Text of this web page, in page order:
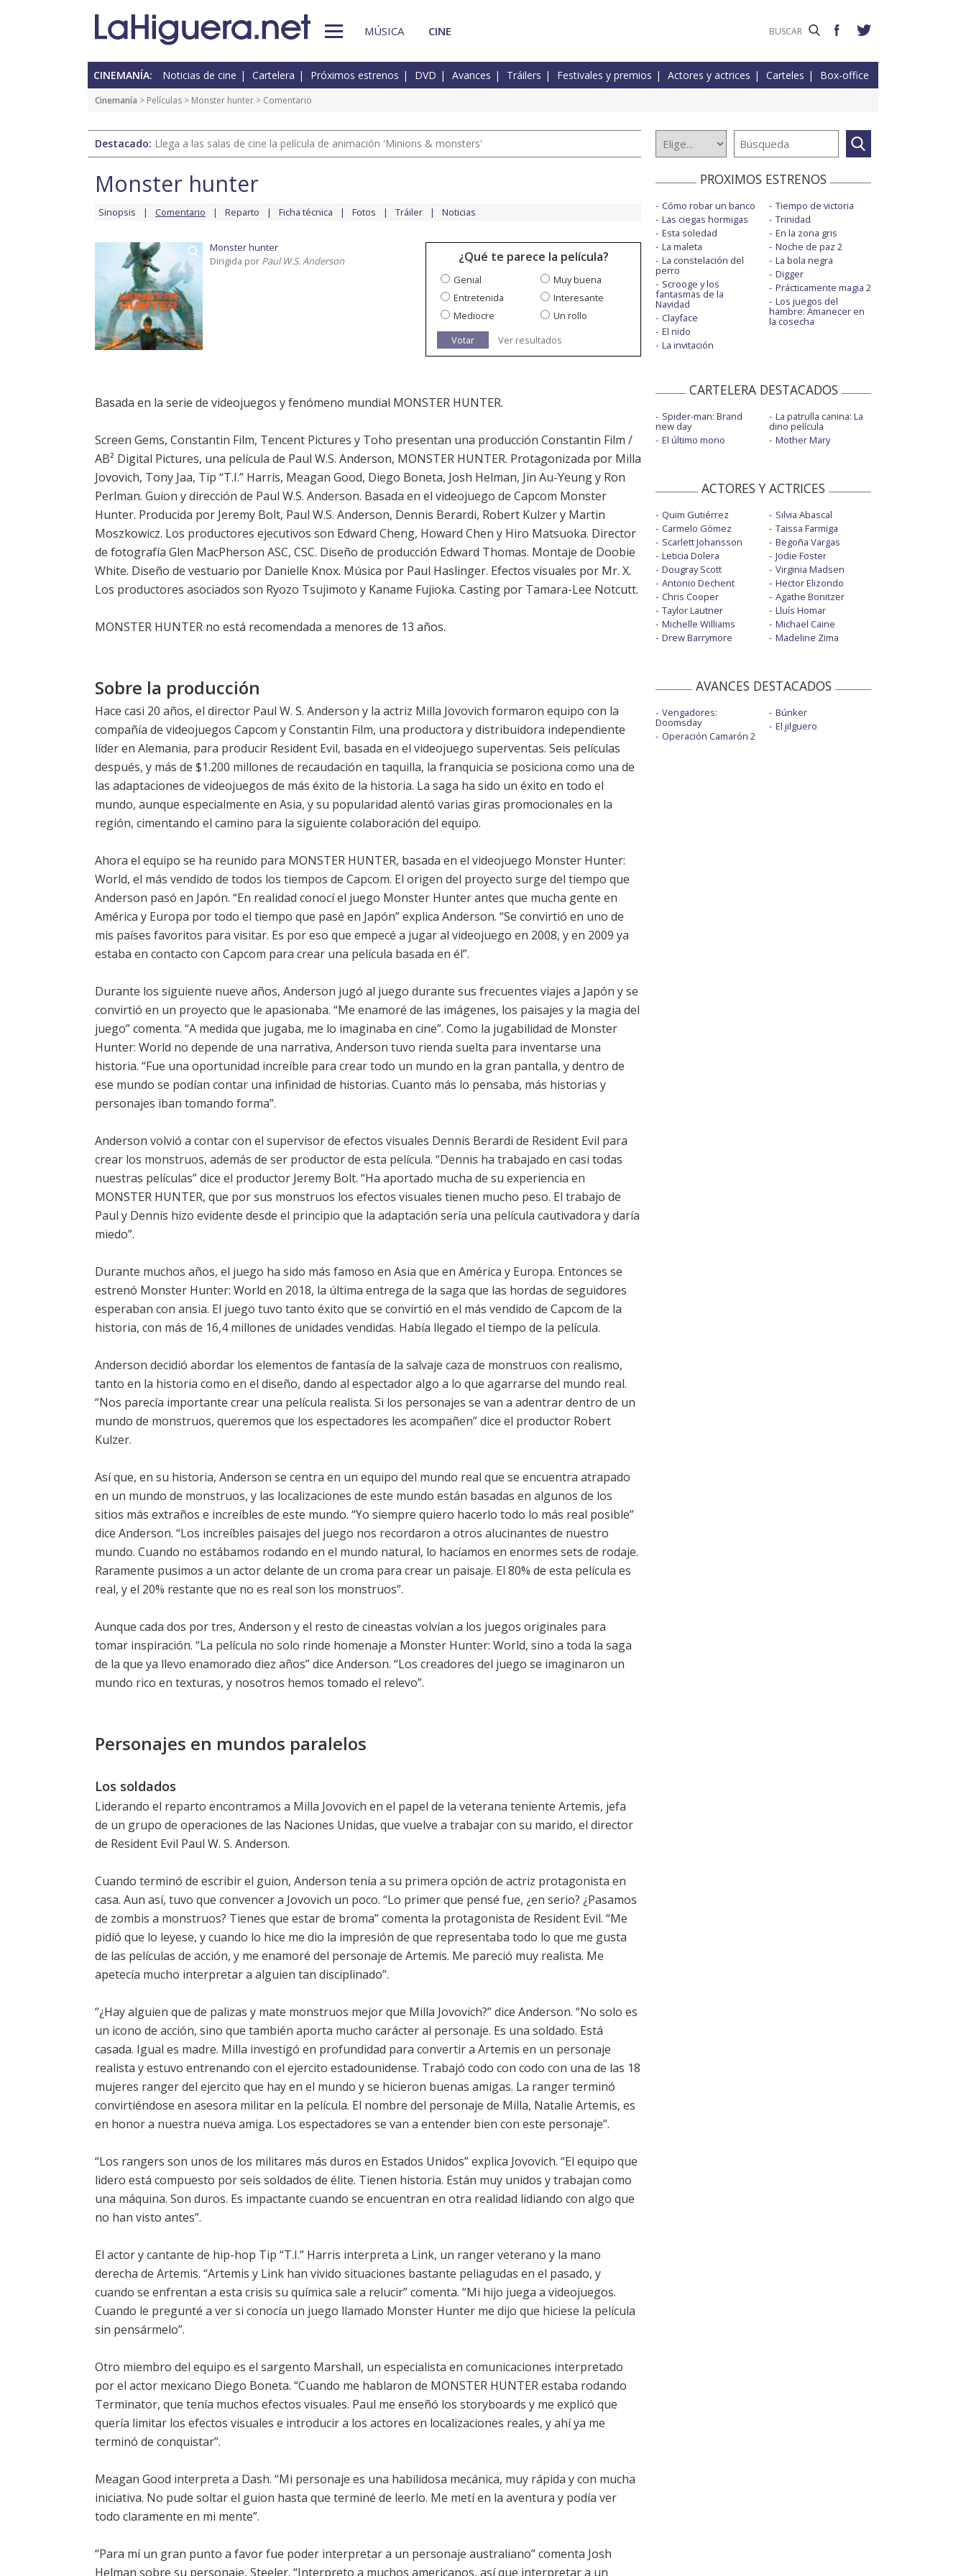
MÚSICA CINE
CINEMANÍA: Noticias de cine Cartelera Próximos estrenos DVD Avances Tráilers Festivales y premios Actores y actrices Carteles Box-office
Cinemanía > Películas > Monster hunter > Comentario
Destacado: Llega a las salas de cine la película de animación 'Minions & monsters'
Monster hunter
Sinopsis Comentario Reparto Ficha técnica Fotos Tráiler Noticias
Monster hunter
Dirigida por Paul W.S. Anderson ¿Qué te parece la película?
Genial
Muy buena
Entretenida
Interesante
Mediocre
Un rollo
Votar
Ver resultados
Basada en la serie de videojuegos y fenómeno mundial MONSTER HUNTER.
Screen Gems, Constantin Film, Tencent Pictures y Toho presentan una producción Constantin Film /
AB² Digital Pictures, una película de Paul W.S. Anderson, MONSTER HUNTER. Protagonizada por Milla
Jovovich, Tony Jaa, Tip “T.I.” Harris, Meagan Good, Diego Boneta, Josh Helman, Jin Au-Yeung y Ron
Perlman. Guion y dirección de Paul W.S. Anderson. Basada en el videojuego de Capcom Monster
Hunter. Producida por Jeremy Bolt, Paul W.S. Anderson, Dennis Berardi, Robert Kulzer y Martin
Moszkowicz. Los productores ejecutivos son Edward Cheng, Howard Chen y Hiro Matsuoka. Director
de fotografía Glen MacPherson ASC, CSC. Diseño de producción Edward Thomas. Montaje de Doobie
White. Diseño de vestuario por Danielle Knox. Música por Paul Haslinger. Efectos visuales por Mr. X.
Los productores asociados son Ryozo Tsujimoto y Kaname Fujioka. Casting por Tamara-Lee Notcutt.
MONSTER HUNTER no está recomendada a menores de 13 años.
Sobre la producción
Hace casi 20 años, el director Paul W. S. Anderson y la actriz Milla Jovovich formaron equipo con la
compañía de videojuegos Capcom y Constantin Film, una productora y distribuidora independiente
líder en Alemania, para producir Resident Evil, basada en el videojuego superventas. Seis películas
después, y más de $1.200 millones de recaudación en taquilla, la franquicia se posiciona como una de
las adaptaciones de videojuegos de más éxito de la historia. La saga ha sido un éxito en todo el
mundo, aunque especialmente en Asia, y su popularidad alentó varias giras promocionales en la
región, cimentando el camino para la siguiente colaboración del equipo.
Ahora el equipo se ha reunido para MONSTER HUNTER, basada en el videojuego Monster Hunter:
World, el más vendido de todos los tiempos de Capcom. El origen del proyecto surge del tiempo que
Anderson pasó en Japón. “En realidad conocí el juego Monster Hunter antes que mucha gente en
América y Europa por todo el tiempo que pasé en Japón” explica Anderson. “Se convirtió en uno de
mis países favoritos para visitar. Es por eso que empecé a jugar al videojuego en 2008, y en 2009 ya
estaba en contacto con Capcom para crear una película basada en él”.
Durante los siguiente nueve años, Anderson jugó al juego durante sus frecuentes viajes a Japón y se
convirtió en un proyecto que le apasionaba. “Me enamoré de las imágenes, los paisajes y la magia del
juego” comenta. “A medida que jugaba, me lo imaginaba en cine”. Como la jugabilidad de Monster
Hunter: World no depende de una narrativa, Anderson tuvo rienda suelta para inventarse una
historia. “Fue una oportunidad increíble para crear todo un mundo en la gran pantalla, y dentro de
ese mundo se podían contar una infinidad de historias. Cuanto más lo pensaba, más historias y
personajes iban tomando forma”.
Anderson volvió a contar con el supervisor de efectos visuales Dennis Berardi de Resident Evil para
crear los monstruos, además de ser productor de esta película. “Dennis ha trabajado en casi todas
nuestras películas” dice el productor Jeremy Bolt. “Ha aportado mucha de su experiencia en
MONSTER HUNTER, que por sus monstruos los efectos visuales tienen mucho peso. El trabajo de
Paul y Dennis hizo evidente desde el principio que la adaptación sería una película cautivadora y daría
miedo”.
Durante muchos años, el juego ha sido más famoso en Asia que en América y Europa. Entonces se
estrenó Monster Hunter: World en 2018, la última entrega de la saga que las hordas de seguidores
esperaban con ansia. El juego tuvo tanto éxito que se convirtió en el más vendido de Capcom de la
historia, con más de 16,4 millones de unidades vendidas. Había llegado el tiempo de la película.
Anderson decidió abordar los elementos de fantasía de la salvaje caza de monstruos con realismo,
tanto en la historia como en el diseño, dando al espectador algo a lo que agarrarse del mundo real.
“Nos parecía importante crear una película realista. Si los personajes se van a adentrar dentro de un
mundo de monstruos, queremos que los espectadores les acompañen” dice el productor Robert
Kulzer.
Así que, en su historia, Anderson se centra en un equipo del mundo real que se encuentra atrapado
en un mundo de monstruos, y las localizaciones de este mundo están basadas en algunos de los
sitios más extraños e increíbles de este mundo. “Yo siempre quiero hacerlo todo lo más real posible”
dice Anderson. “Los increíbles paisajes del juego nos recordaron a otros alucinantes de nuestro
mundo. Cuando no estábamos rodando en el mundo natural, lo hacíamos en enormes sets de rodaje.
Raramente pusimos a un actor delante de un croma para crear un paisaje. El 80% de esta película es
real, y el 20% restante que no es real son los monstruos”.
Aunque cada dos por tres, Anderson y el resto de cineastas volvían a los juegos originales para
tomar inspiración. “La película no solo rinde homenaje a Monster Hunter: World, sino a toda la saga
de la que ya llevo enamorado diez años” dice Anderson. “Los creadores del juego se imaginaron un
mundo rico en texturas, y nosotros hemos tomado el relevo”.
Personajes en mundos paralelos
Los soldados
Liderando el reparto encontramos a Milla Jovovich en el papel de la veterana teniente Artemis, jefa
de un grupo de operaciones de las Naciones Unidas, que vuelve a trabajar con su marido, el director
de Resident Evil Paul W. S. Anderson.
Cuando terminó de escribir el guion, Anderson tenía a su primera opción de actriz protagonista en
casa. Aun así, tuvo que convencer a Jovovich un poco. “Lo primer que pensé fue, ¿en serio? ¿Pasamos
de zombis a monstruos? Tienes que estar de broma” comenta la protagonista de Resident Evil. “Me
pidió que lo leyese, y cuando lo hice me dio la impresión de que representaba todo lo que me gusta
de las películas de acción, y me enamoré del personaje de Artemis. Me pareció muy realista. Me
apetecía mucho interpretar a alguien tan disciplinado”.
“¿Hay alguien que de palizas y mate monstruos mejor que Milla Jovovich?” dice Anderson. “No solo es
un icono de acción, sino que también aporta mucho carácter al personaje. Es una soldado. Está
casada. Igual es madre. Milla investigó en profundidad para convertir a Artemis en un personaje
realista y estuvo entrenando con el ejercito estadounidense. Trabajó codo con codo con una de las 18
mujeres ranger del ejercito que hay en el mundo y se hicieron buenas amigas. La ranger terminó
convirtiéndose en asesora militar en la película. El nombre del personaje de Milla, Natalie Artemis, es
en honor a nuestra nueva amiga. Los espectadores se van a entender bien con este personaje”.
“Los rangers son unos de los militares más duros en Estados Unidos” explica Jovovich. “El equipo que
lidero está compuesto por seis soldados de élite. Tienen historia. Están muy unidos y trabajan como
una máquina. Son duros. Es impactante cuando se encuentran en otra realidad lidiando con algo que
no han visto antes”.
El actor y cantante de hip-hop Tip “T.I.” Harris interpreta a Link, un ranger veterano y la mano
derecha de Artemis. “Artemis y Link han vivido situaciones bastante peliagudas en el pasado, y
cuando se enfrentan a esta crisis su química sale a relucir” comenta. “Mi hijo juega a videojuegos.
Cuando le pregunté a ver si conocía un juego llamado Monster Hunter me dijo que hiciese la película
sin pensármelo”.
Otro miembro del equipo es el sargento Marshall, un especialista en comunicaciones interpretado
por el actor mexicano Diego Boneta. “Cuando me hablaron de MONSTER HUNTER estaba rodando
Terminator, que tenía muchos efectos visuales. Paul me enseñó los storyboards y me explicó que
quería limitar los efectos visuales e introducir a los actores en localizaciones reales, y ahí ya me
terminó de conquistar”.
Meagan Good interpreta a Dash. “Mi personaje es una habilidosa mecánica, muy rápida y con mucha
iniciativa. No pude soltar el guion hasta que terminé de leerlo. Me metí en la aventura y podía ver
todo claramente en mi mente”.
“Para mí un gran punto a favor fue poder interpretar a un personaje australiano” comenta Josh
Helman sobre su personaje, Steeler. “Interpreto a muchos americanos, así que interpretar a un
PROXIMOS ESTRENOS
Cómo robar un banco
Las ciegas hormigas
Esta soledad
La maleta
La constelación del
perro
Scrooge y los
fantasmas de la
Navidad
Clayface
El nido
La invitación
Tiempo de victoria
Trinidad
En la zona gris
Noche de paz 2
La bola negra
Digger
Prácticamente magia 2
Los juegos del
hambre: Amanecer en
la cosecha
CARTELERA DESTACADOS
Spider-man: Brand
new day
El último mono
La patrulla canina: La
dino película
Mother Mary
ACTORES Y ACTRICES
Quim Gutiérrez
Carmelo Gómez
Scarlett Johansson
Leticia Dolera
Dougray Scott
Antonio Dechent
Chris Cooper
Taylor Lautner
Michelle Williams
Drew Barrymore
Silvia Abascal
Taissa Farmiga
Begoña Vargas
Jodie Foster
Virginia Madsen
Hector Elizondo
Agathe Bonitzer
Lluís Homar
Michael Caine
Madeline Zima
AVANCES DESTACADOS
Vengadores:
Doomsday
Operación Camarón 2
Búnker
El jilguero